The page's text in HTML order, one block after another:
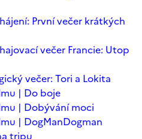
První večer krátkých
večer Francie: Utop
večer: Tori a Lokita
| Do boje
| Dobývání moci
| DogManDogman
tripu